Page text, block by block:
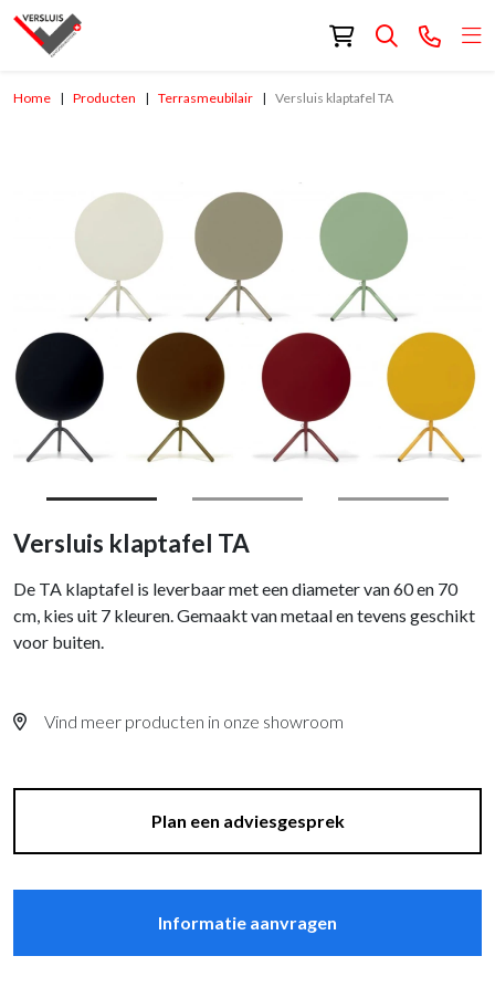
Home Producten Terrasmeubilair Versluis klaptafel TA
Versluis klaptafel TA
De TA klaptafel is leverbaar met een diameter van 60 en 70
cm, kies uit 7 kleuren. Gemaakt van metaal en tevens geschikt
voor buiten.
Vind meer producten in onze showroom
Plan een adviesgesprek
Informatie aanvragen